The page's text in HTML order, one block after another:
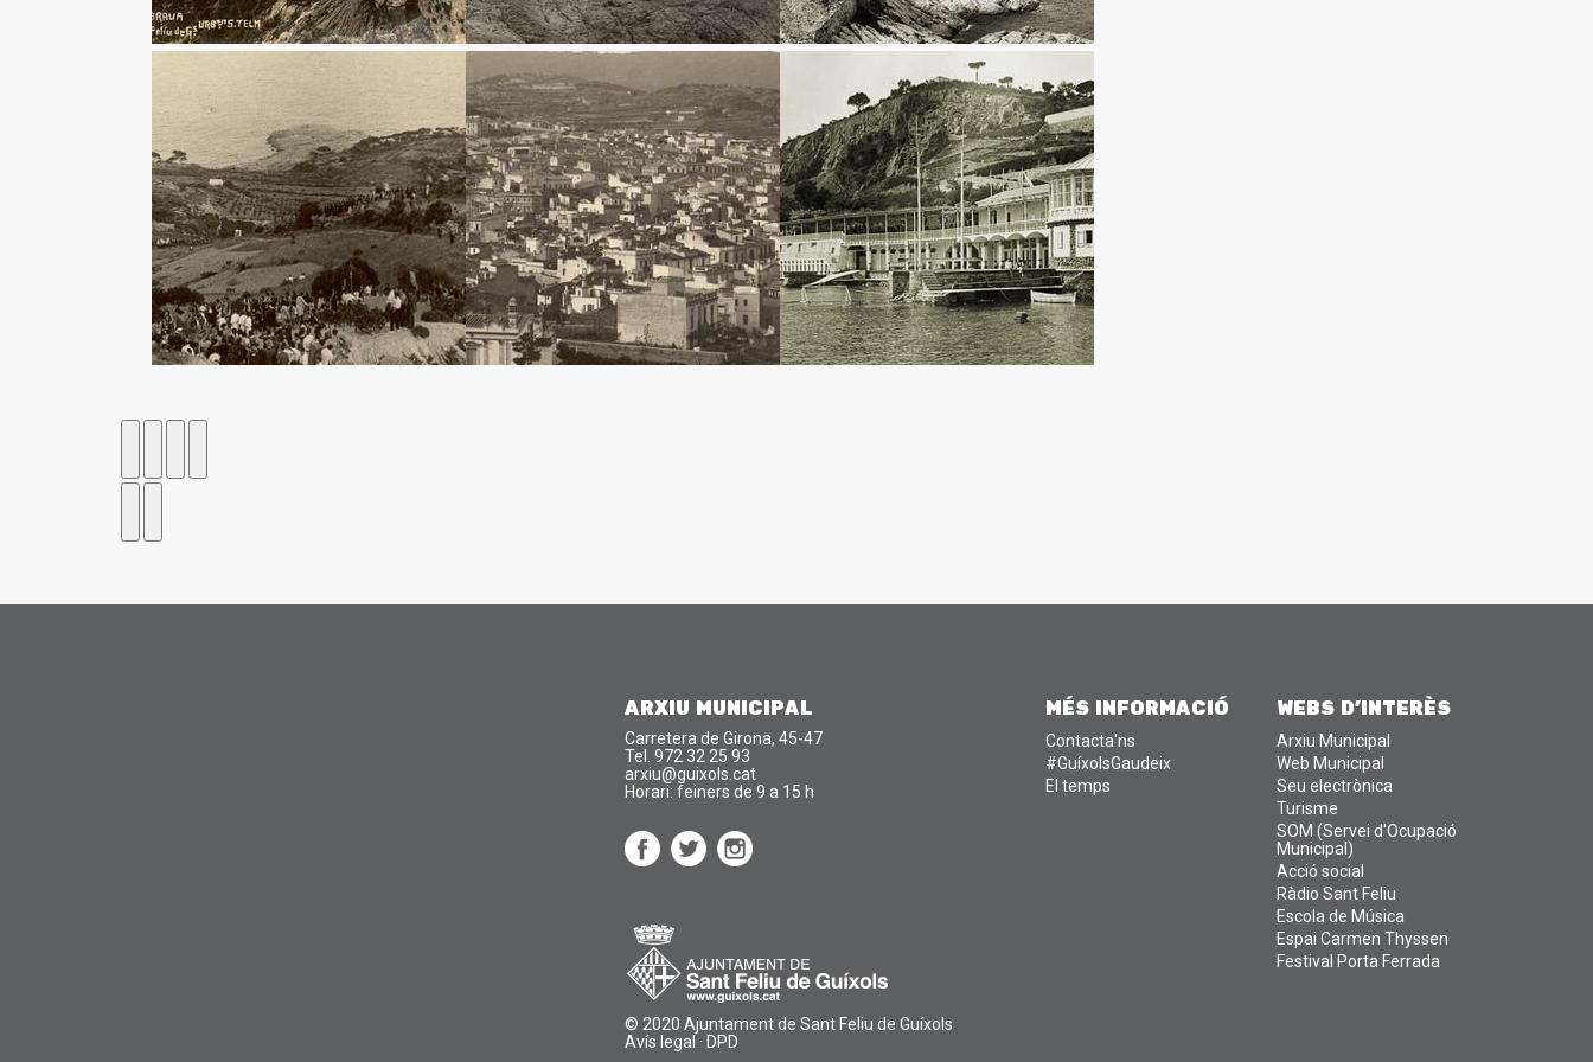
ARXIU MUNICIPAL
Carretera de Girona, 45-47
Tel. 972 32 25 93
arxiu@guixols.cat
Horari: feiners de 9 a 15 h
© 2020 Ajuntament de Sant Feliu de Guíxols
Avís legal · DPD
MÉS INFORMACIÓ
Contacta'ns
#GuíxolsGaudeix
El temps
WEBS D'INTERÈS
Arxiu Municipal
Web Municipal
Seu electrònica
Turisme
SOM (Servei d'Ocupació
Municipal)
Acció social
Ràdio Sant Feliu
Escola de Música
Espai Carmen Thyssen
Festival Porta Ferrada